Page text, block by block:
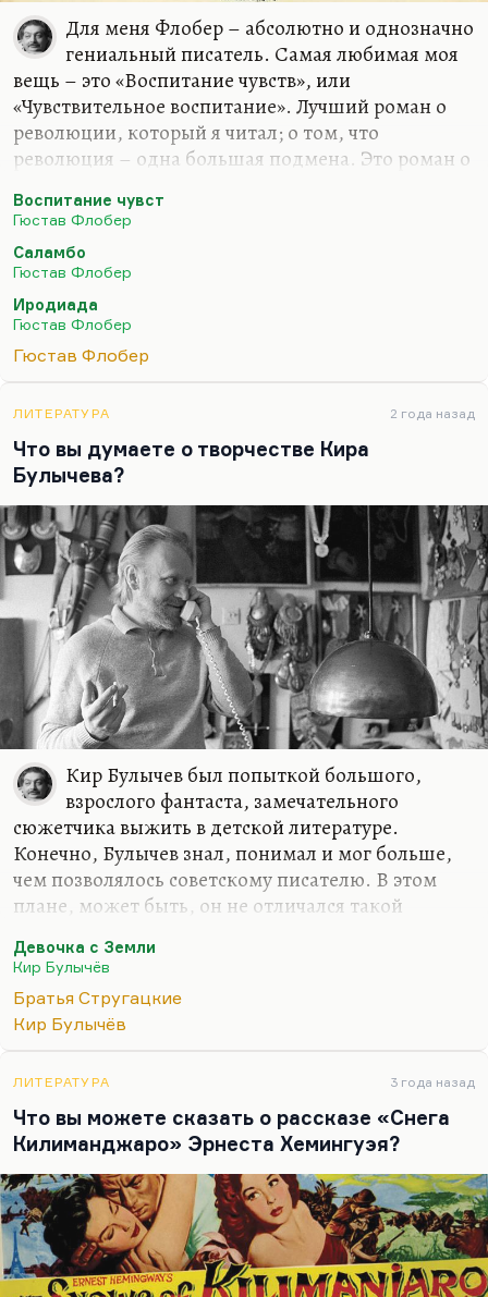
Для меня Флобер – абсолютно и однозначно
гениальный писатель. Самая любимая моя
вещь – это «Воспитание чувств», или
«Чувствительное воспитание». Лучший роман о
революции, который я читал; о том, что
революция – одна большая подмена. Это роман о
именно в момент революции герой не попадает к
идеальной возлюбленной и проводит ночь с
проституткой. Вот революция – это то же самое,
это ночь с проституткой. Хотя ничего не
поделаешь, как писал я в одном недавнем
англоязычном стихотворении: «Follow Russia’s
Revolution, it’s the only solution». В общем, у меня
великий роман. «Мадам Бовари» не нуждается в…
Воспитание чувст
Гюстав Флобер
Саламбо
Гюстав Флобер
Иродиада
Гюстав Флобер
Гюстав Флобер
ЛИТЕРАТУРА 2 года назад
Что вы думаете о творчестве Кира
Булычева?
Кир Булычев был попыткой большого,
взрослого фантаста, замечательного
сюжетчика выжить в детской литературе.
Конечно, Булычев знал, понимал и мог больше,
чем позволялось советскому писателю. В этом
плане, может быть, он не отличался такой
обладал, безусловно, великолепным сюжетным
мастерством. И потом, знаете, Булычев был
абсолютно человечен. Вот если Стругацкие, как и
всякие модернисты, были абсолютно
человеком большой сентиментальности,
чуткости, пронзительной печали о человеческой
участи.
Интересная, кстати, это тема. У Стругацкий
интеллектуальная мощь такова, ужасы,…
Девочка с Земли
Кир Булычёв
Братья Стругацкие
Кир Булычёв
ЛИТЕРАТУРА 3 года назад
Что вы можете сказать о рассказе «Снега
Килиманджаро» Эрнеста Хемингуэя?